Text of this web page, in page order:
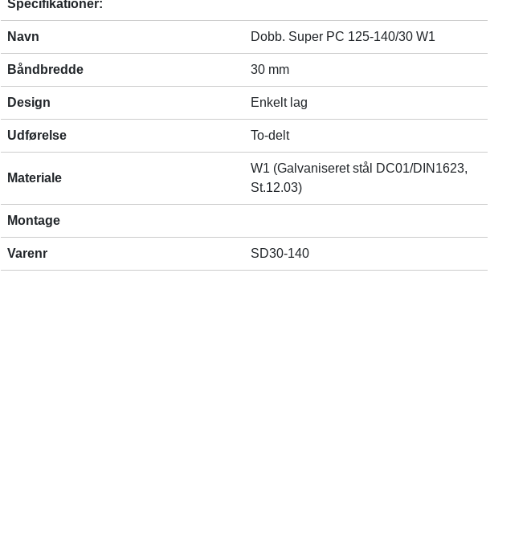
Specifikationer:
Navn Dobb. Super PC 125-140/30 W1
Båndbredde 30 mm
Design Enkelt lag
Udførelse To-delt
Materiale
W1 (Galvaniseret stål DC01/DIN1623,
St.12.03)
Montage
Varenr SD30-140